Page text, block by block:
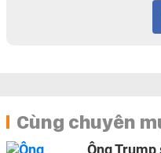
Cùng chuyên
Ông